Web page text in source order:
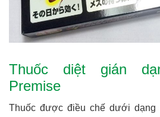
Thuốc diệt gián
Premise
Thuốc được điều chế dưới dạng